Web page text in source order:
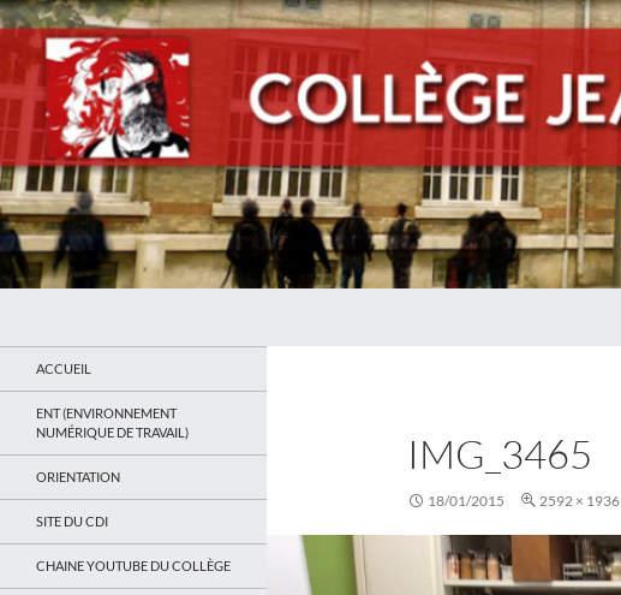
IMG_3465
18/01/2015 2592 × 1936
ACCUEIL
ENT (ENVIRONNEMENT
NUMÉRIQUE DE TRAVAIL)
ORIENTATION
SITE DU CDI
CHAINE YOUTUBE DU COLLÈGE